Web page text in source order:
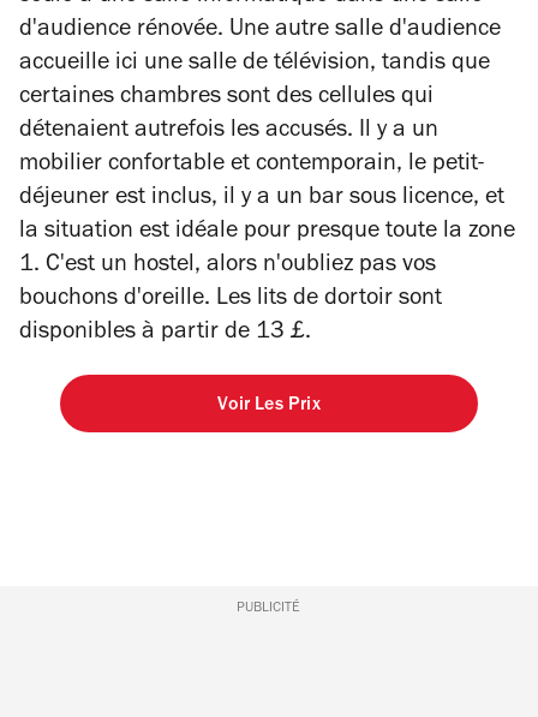
d'audience rénovée. Une autre salle d'audience
accueille ici une salle de télévision, tandis que
certaines chambres sont des cellules qui
détenaient autrefois les accusés. Il y a un
mobilier confortable et contemporain, le petit-
déjeuner est inclus, il y a un bar sous licence, et
la situation est idéale pour presque toute la zone
1. C'est un hostel, alors n'oubliez pas vos
bouchons d'oreille. Les lits de dortoir sont
disponibles à partir de 13 £.
Voir Les Prix
PUBLICITÉ